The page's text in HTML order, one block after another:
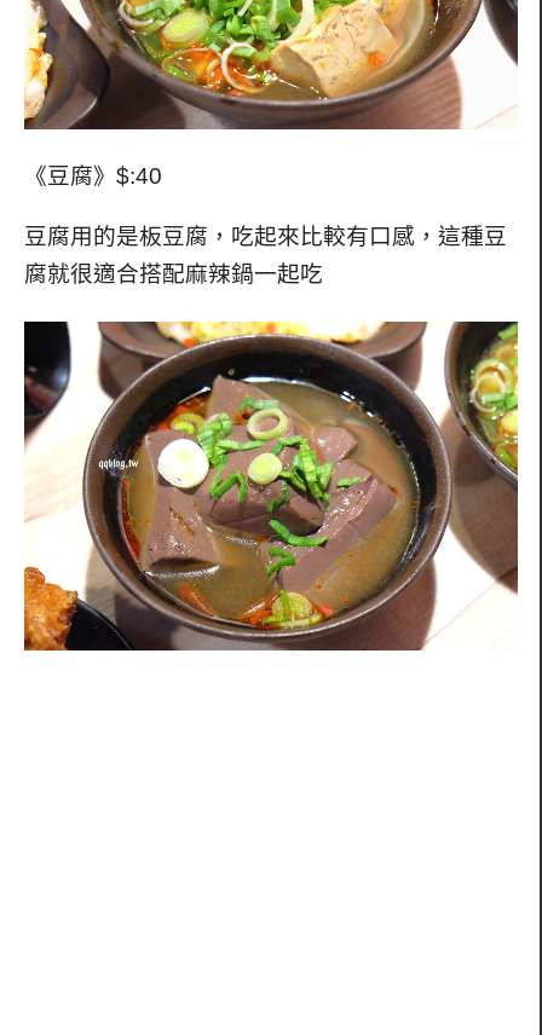
《豆腐》$:40
豆腐用的是板豆腐，吃起來比較有口感，這種豆
腐就很適合搭配麻辣鍋一起吃